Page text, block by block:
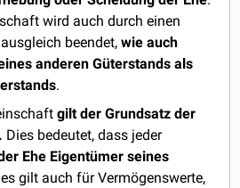
wird auch durch einen
beendet,wie auch
anderen Güterstands als
.
gilt der Grundsatz der
Dies bedeutet, dass jeder
Ehe Eigentümer seines
gilt auch für Vermögenswerte,